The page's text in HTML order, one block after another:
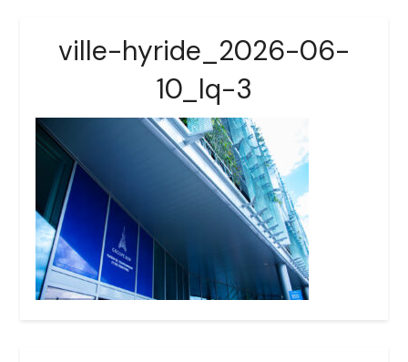
ville-hyride_2026-06-
10_lq-3